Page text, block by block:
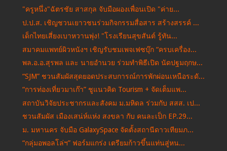
"ครูหนึ่ง"ฉัตรชัย สาสกุล จับมือผองเพื่อนเปิด "ค่าย...
ป.ป.ส. เชิญชวนเยาวชนร่วมกิจกรรมสื่อสาร สร้างสรรค์ ...
เด็กไทยเสี่ยงเบาหวานพุ่ง! "โรงเรียนสุขสันต์ รู้ทัน...
สมาคมแพทย์ผิวหนังฯ เชิญรับชมเพจเฟซบุ๊ก “ครบเครื่อง...
พล.อ.อ.สุรพล และ นายอำนวย ร่วมทำพิธีเปิด นัดปฐมฤกษ...
“SJM” ชวนสัมผัสสุดยอดประสบการณ์การพักผ่อนเหนือระดั...
“การท่องเที่ยวมาเก๊า” ชูแนวคิด Tourism + จัดเต็มแพ...
สถาบันวิจัยประชากรและสังคม ม.มหิดล ร่วมกับ สสส. เป...
ชวนสัมผัส เมืองเสน่ห์แห่ง สงขลา กับ คนละเป็ก EP.29...
ม. มหานคร จับมือ GalaxySpace จัดตั้งสถานีดาวเทียมภ...
“กลุ่มอพอลโล่ฯ” ฟอร์มแกร่ง เตรียมก้าวขึ้นแท่นสู่หน...